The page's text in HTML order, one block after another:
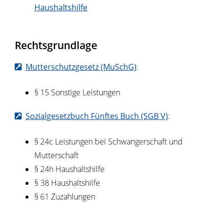
Haushaltshilfe
Rechtsgrundlage
Mutterschutzgesetz (MuSchG):
§ 15 Sonstige Leistungen
Sozialgesetzbuch Fünftes Buch (SGB V):
§ 24c Leistungen bei Schwangerschaft und
Mutterschaft
§ 24h Haushaltshilfe
§ 38 Haushaltshilfe
§ 61 Zuzahlungen